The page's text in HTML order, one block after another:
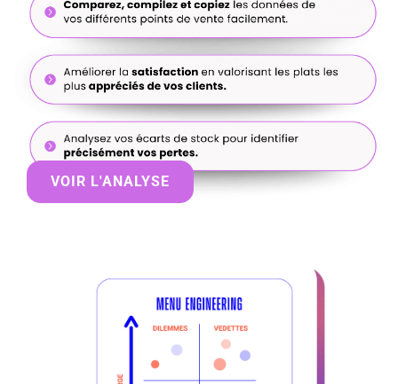
VOIR L'ANALYSE